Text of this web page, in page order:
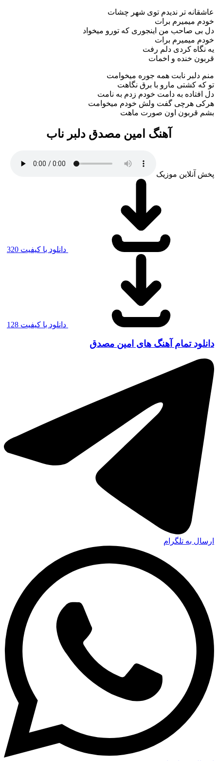
عاشقانه تر ندیدم توی شهر چشات
خودم میمیرم برات
دل بی صاحب من اینجوری که تورو میخواد
خودم میمیرم برات
یه نگاه کردی دلم رفت
قربون خنده و اخمات
منم دلبر نابت همه جوره میخوامت
تو که کشتی مارو با برق نگاهت
دل افتاده به دامت خودم زدم به نامت
هرکی هرچی گفت ولش خودم میخوامت
بشم قربون اون صورت ماهت
آهنگ امین مصدق دلبر ناب
پخش آنلاین موزیک
دانلود با کیفیت 320
دانلود با کیفیت 128
دانلود تمام آهنگ های امین مصدق
ارسال به تلگرام